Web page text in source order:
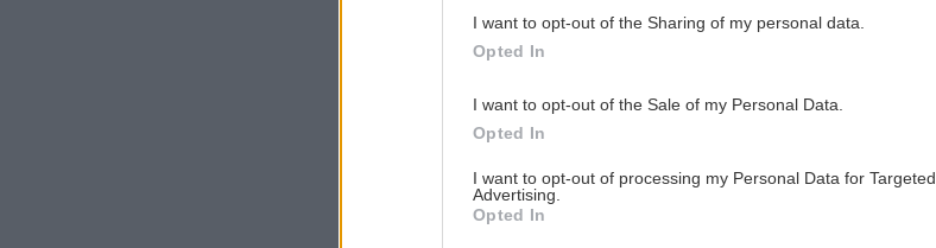
I want to opt-out of the Sharing of my personal data.
Opted In
I want to opt-out of the Sale of my Personal Data.
Opted In
I want to opt-out of processing my Personal Data for Targeted
Advertising.
Opted In